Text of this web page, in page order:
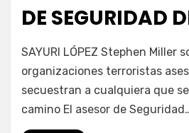
DE SEGURIDAD
porFernando Miranda Servín
SAYURI LÓPEZ Stephen Miller
organizaciones terroristas
secuestran a cualquiera que
camino El asesor de